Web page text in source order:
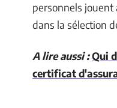
personnels
dans la sélection
A lire aussi :Qui
certificat